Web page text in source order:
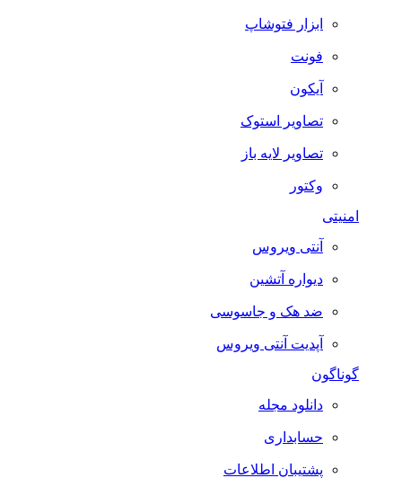
ابزار فتوشاپ
فونت
آیکون
تصاویر استوک
تصاویر لایه باز
وکتور
امنیتی
آنتی ویروس
دیواره آتشین
ضد هک و جاسوسی
آپدیت آنتی ویروس
گوناگون
دانلود مجله
حسابداری
پشتیبان اطلاعات